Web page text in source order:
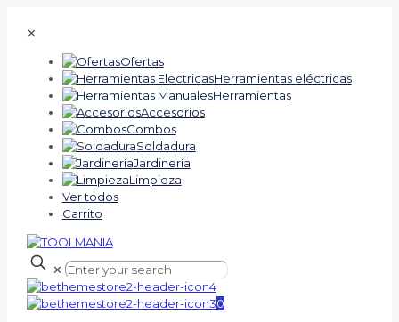
✕
Ofertas
Herramientas eléctricas
Herramientas
Accesorios
Combos
Soldadura
Jardinería
Limpieza
Ver todos
Carrito
✕
0